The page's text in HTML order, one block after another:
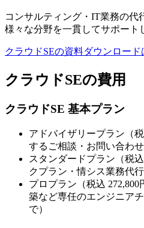
コンサルティング・IT業務の代
様々な分野を一貫してサポート
クラウドSEの資料ダウンロード
クラウドSEの費用
クラウドSE 基本プラン
アドバイザリープラン（
するご相談・お問い合わ
スタンダードプラン（税
クプラン・情シス業務代
プロプラン（税込
築など専任のエンジニア
で）